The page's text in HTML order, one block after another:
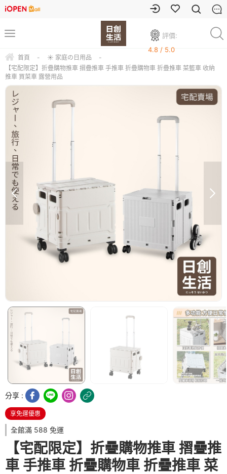
評價:
4.8 / 5.0
首頁 - ☀ 家庭の日用品
-
【宅配限定】折疊購物推車 摺疊推車 手推車 折疊購物車 折疊推車 菜籃車 收納
推車 買菜車 露營用品
分享 :
享免運優惠
全館滿 588 免運
【宅配限定】折疊購物推車 摺疊推
車 手推車 折疊購物車 折疊推車 菜